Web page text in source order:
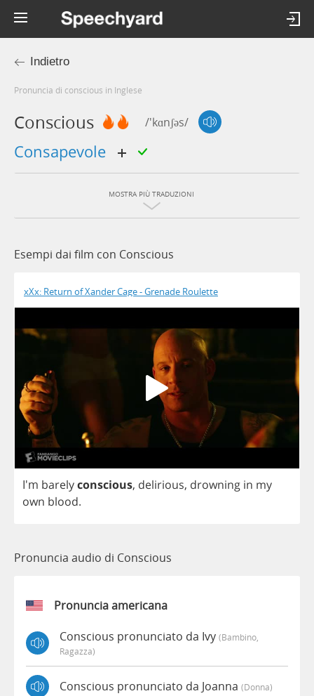
Indietro
Pronuncia di conscious in Inglese
Conscious /'kɑnʃəs/
consapevole
MOSTRA PIÙ TRADUZIONI
Esempi dai film con Conscious
xXx: Return of Xander Cage - Grenade Roulette
I'm barelyconscious, delirious, drowning in my
own blood.
Pronuncia audio di Conscious
Pronuncia americana
Conscious pronunciato da Ivy (bambino,
Ragazza)
Conscious pronunciato da Joanna (donna)